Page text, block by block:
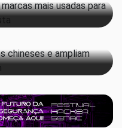
chineses e ampliam